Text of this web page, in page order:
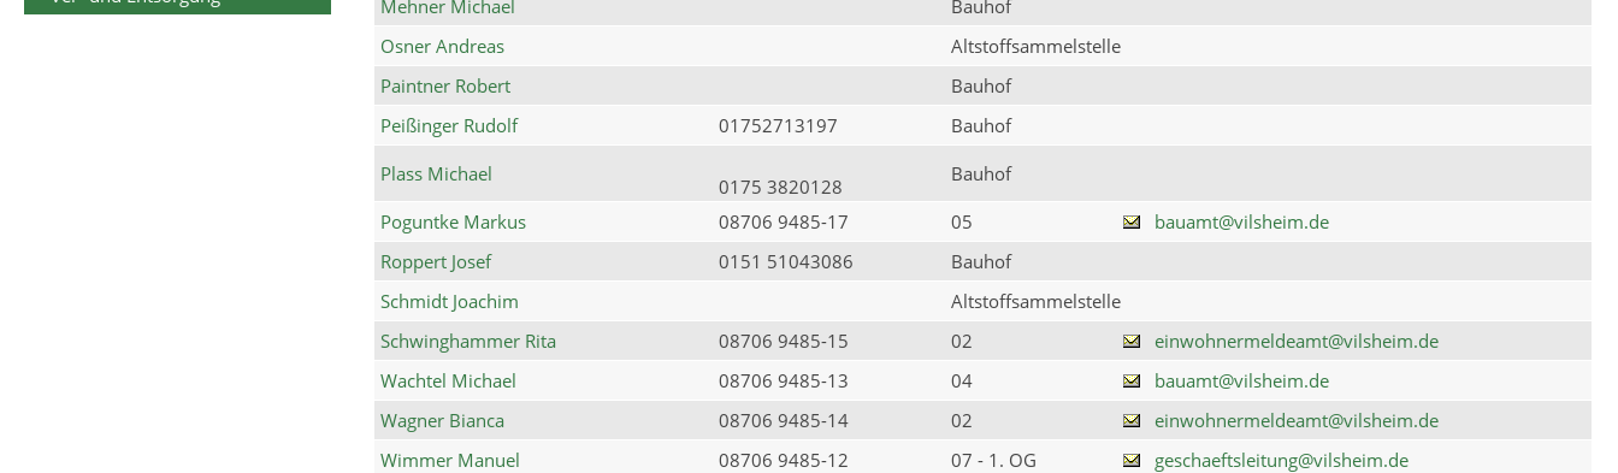
Mehner Michael
Bauhof
Osner Andreas
Altstoffsammelstelle
Paintner Robert
Bauhof
Peißinger Rudolf
01752713197
Bauhof
Plass Michael
0175 3820128
Bauhof
Poguntke Markus
08706 9485-17 05
bauamt@vilsheim.de
Roppert Josef
0151 51043086
Bauhof
Schmidt Joachim
Altstoffsammelstelle
Schwinghammer Rita
08706 9485-15 02
einwohnermeldeamt@vilsheim.de
Wachtel Michael
08706 9485-13 04
bauamt@vilsheim.de
Wagner Bianca
08706 9485-14 02
einwohnermeldeamt@vilsheim.de
Wimmer Manuel
08706 9485-12 07 - 1. OG
geschaeftsleitung@vilsheim.de